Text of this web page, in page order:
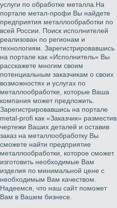
услуги по обработке металла.На
портале метал-профи Вы найдете
предприятия металлообработки по
всей России. Поиск исполнителей
реализован по регионам и
технологиям. Зарегистрировавшись
на портале как «Исполнитель» Вы
расскажете многим своим
потенциальным заказчикам о своих
возможностях и услугах по
металлообработке, которые Ваша
компания может предложить.
Зарегистрировавшись на портале
metal-profi как «Заказчик» разместив
чертежи Ваших деталей и оставив
заказ на металлообработку Вы
сможете найти предприятие
металлообработки, которое сможет
изготовить необходимые Вам
изделия по минимальной цене с
необходимым Вам качеством.
Надеемся, что наш сайт поможет
Вам в Вашем бизнесе.